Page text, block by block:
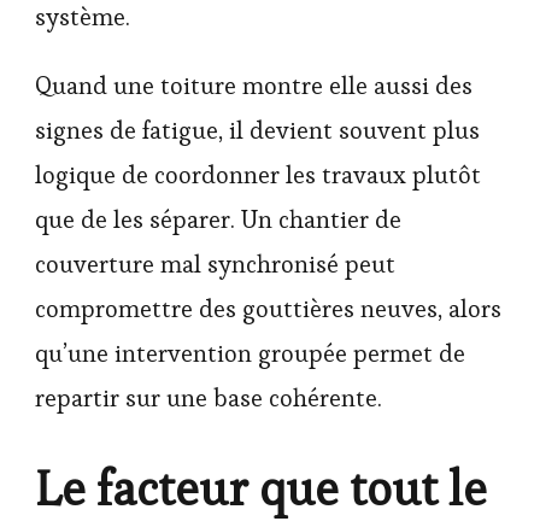
système.
Quand une toiture montre elle aussi des
signes de fatigue, il devient souvent plus
logique de coordonner les travaux plutôt
que de les séparer. Un chantier de
couverture mal synchronisé peut
compromettre des gouttières neuves, alors
qu’une intervention groupée permet de
repartir sur une base cohérente.
Le facteur que tout le